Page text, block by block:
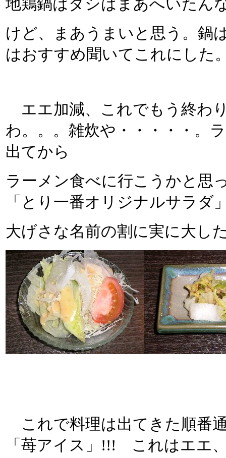
地鶏鍋はダシはまあへいたん
けど、まあうまいと思う。鍋
はおすすめ聞いてこれにした
エエ加減、これでもう終わ
わ。。。雑炊や・・・・・。
出てから
ラーメン食べに行こうかと思
「とり一番オリジナルサラダ
大げさな名前の割に実に大し
これで料理は出てきた順番
「苺アイス」!!! これはエエ